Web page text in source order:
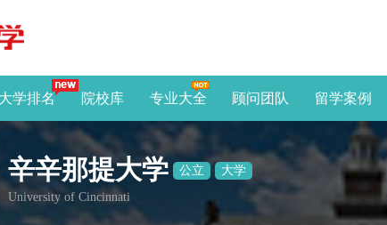
大学排名 院校库 专业大全 顾问团队 留学案例
辛辛那提大学 公立 大学
University of Cincinnati